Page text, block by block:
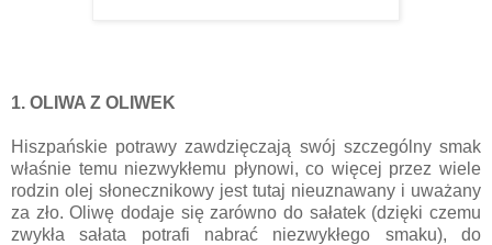
1. OLIWA Z OLIWEK
Hiszpańskie potrawy zawdzięczają swój szczególny smak
właśnie temu niezwykłemu płynowi, co więcej przez wiele
rodzin olej słonecznikowy jest tutaj nieuznawany i uważany
za zło. Oliwę dodaje się zarówno do sałatek (dzięki czemu
zwykła sałata potrafi nabrać niezwykłego smaku), do